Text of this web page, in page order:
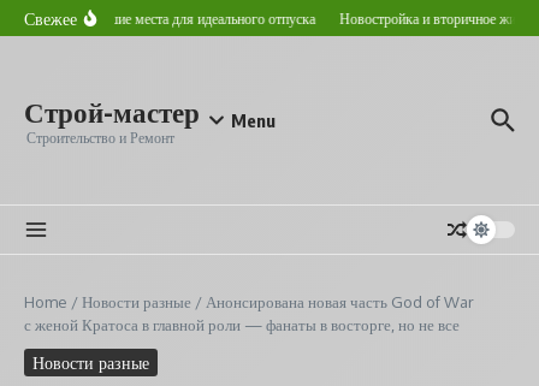
Перейти к содержанию
Свежее
Астане: лучшие места для идеального отпуска Новостройка и вторичное жилье:
Строй-мастер
Строительство и Ремонт
Menu
Home /Новости разные / Анонсирована новая часть God of War
с женой Кратоса в главной роли — фанаты в восторге, но не все
Новости разные